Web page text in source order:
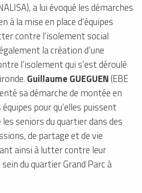
a lui évoqué les démarches
à la mise en place d’équipes
contre l’isolement social
la création d’une
l’isolement qui s’est déroulé
Guillaume GUEGUEN(EBE
sa démarche de montée en
pour qu’elles puissent
seniors du quartier dans des
de partage et de vie
ainsi à lutter contre leur
du quartier Grand Parc à